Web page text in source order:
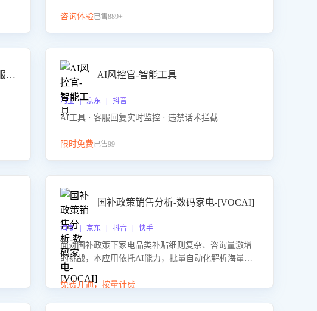
咨询体验已售889+
京东-卡片样式发送欢迎语-[智能客服机器人] AI风控官-智能工具
淘宝 | 京东 | 抖音
AI工具 · 客服回复实时监控 · 违禁话术拦截
限时免费已售99+
国补政策销售分析-数码家电-[VOCAI]
淘宝 | 京东 | 抖音 | 快手
面对国补政策下家电品类补贴细则复杂、咨询量激增
的挑战，本应用依托AI能力，批量自动化解析海量客
户会话，精准识别消费者对能以旧换新、补贴额度等
政策的关注焦点与购买意向，深度洞察决策动因。同
免费开通，按量计费